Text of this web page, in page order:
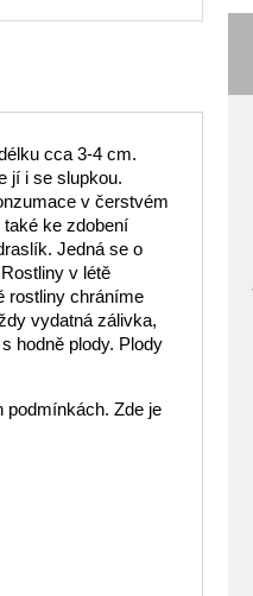
cca 3-4 cm.
jí i se slupkou.
v čerstvém
ke zdobení
Jedná se o
v létě
rostliny chráníme
vydatná zálivka,
hodně plody. Plody
podmínkách. Zde je